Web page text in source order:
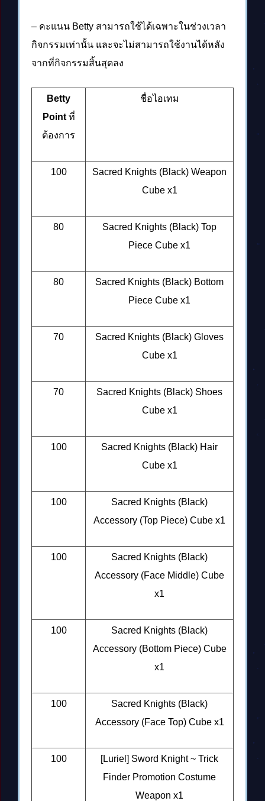
– คะแนน Betty สามารถใช้ได้เฉพาะในช่วงเวลา
กิจกรรมเท่านั้น และจะไม่สามารถใช้งานได้หลัง
จากที่กิจกรรมสิ้นสุดลง
Betty
Point ที่
ต้องการ
ชื่อไอเทม
100
Sacred Knights (Black) Weapon
Cube x1
80
Sacred Knights (Black) Top
Piece Cube x1
80
Sacred Knights (Black) Bottom
Piece Cube x1
70
Sacred Knights (Black) Gloves
Cube x1
70
Sacred Knights (Black) Shoes
Cube x1
100
Sacred Knights (Black) Hair
Cube x1
100
Sacred Knights (Black)
Accessory (Top Piece) Cube x1
100
Sacred Knights (Black)
Accessory (Face Middle) Cube
x1
100
Sacred Knights (Black)
Accessory (Bottom Piece) Cube
x1
100
Sacred Knights (Black)
Accessory (Face Top) Cube x1
100
[Luriel] Sword Knight ~ Trick
Finder Promotion Costume
Weapon x1